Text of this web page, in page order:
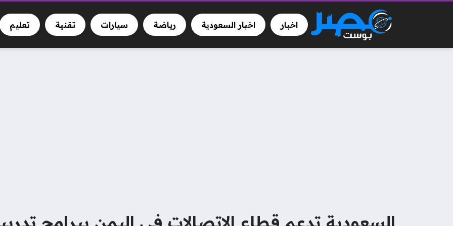
اخبار اخبار السعودية رياضة سيارات تقنية تعليم
السعودية تدعم قطاع الاتصالات في اليمن ببرامج